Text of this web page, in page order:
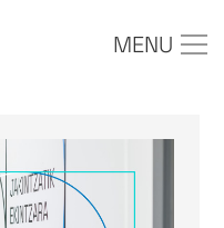
MENU